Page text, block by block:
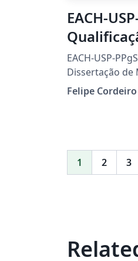
EACH-
Mestrado
EACH-USP-
Dissertação de
Felipe Cordeiro
1 2 3